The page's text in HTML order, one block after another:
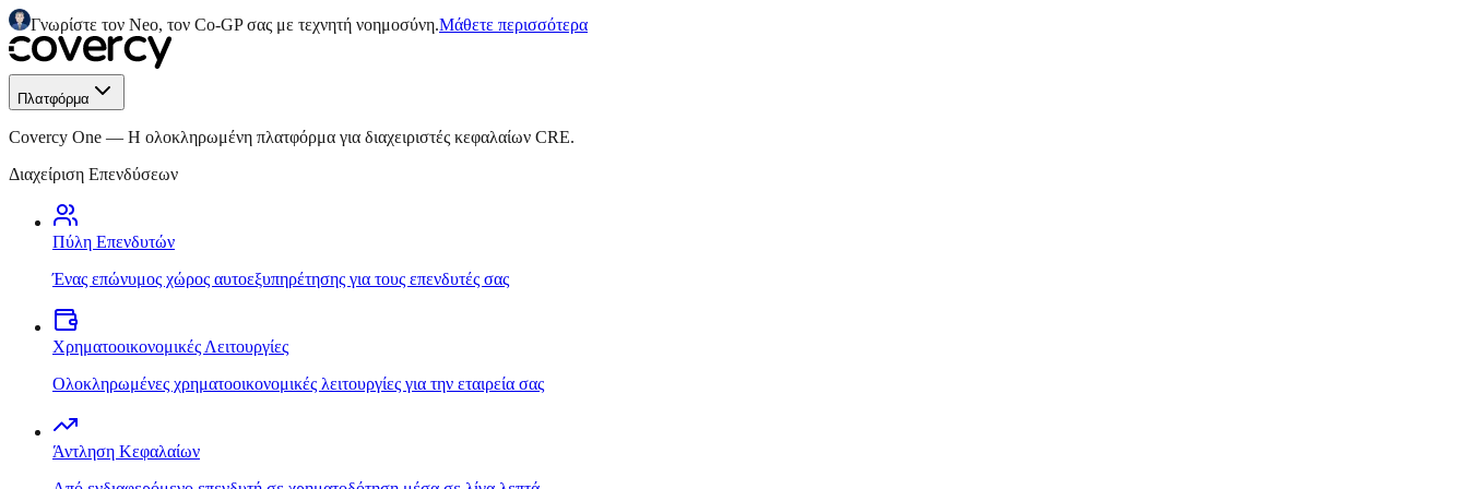
Γνωρίστε τον Neo, τον Co-GP σας με τεχνητή νοημοσύνη.Μάθετε περισσότερα
Πλατφόρμα
Covercy One — Η ολοκληρωμένη πλατφόρμα για διαχειριστές κεφαλαίων CRE.
Διαχείριση Επενδύσεων
Πύλη Επενδυτών
Ένας επώνυμος χώρος αυτοεξυπηρέτησης για τους επενδυτές σας
Χρηματοοικονομικές Λειτουργίες
Ολοκληρωμένες χρηματοοικονομικές λειτουργίες για την εταιρεία σας
Άντληση Κεφαλαίων